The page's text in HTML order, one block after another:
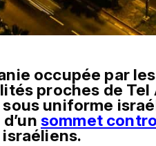
occupée par
proches de Tel
uniforme
sommet